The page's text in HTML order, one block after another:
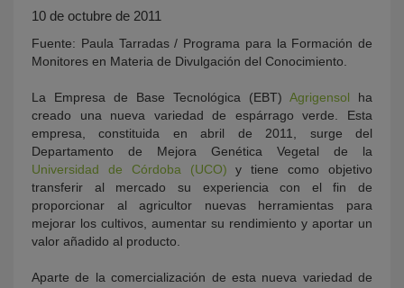
10 de octubre de 2011
Fuente: Paula Tarradas / Programa para la Formación de
Monitores en Materia de Divulgación del Conocimiento.
La Empresa de Base Tecnológica (EBT) Agrigensol ha
creado una nueva variedad de espárrago verde. Esta
empresa, constituida en abril de 2011, surge del
Departamento de Mejora Genética Vegetal de la
Universidad de Córdoba (UCO) y tiene como objetivo
transferir al mercado su experiencia con el fin de
proporcionar al agricultor nuevas herramientas para
mejorar los cultivos, aumentar su rendimiento y aportar un
valor añadido al producto.
Aparte de la comercialización de esta nueva variedad de